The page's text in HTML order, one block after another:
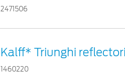
2471506
Kalff* Triunghi
1460220